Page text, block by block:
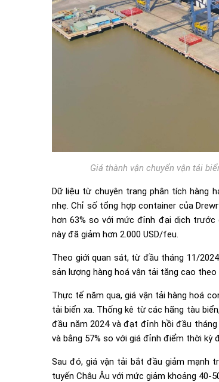
Giá thành vận chuyển vận tải
Dữ liệu từ chuyên trang phân tích hàng
nhẹ. Chỉ số tổng hợp container của
hơn 63% so với mức đỉnh đại dịch trước
này đã giảm hơn 2.000 USD/feu.
Theo giới quan sát, từ đầu tháng 11/
sản lượng hàng hoá vận tải tăng cao theo
Thực tế năm qua, giá vận tải hàng hoá
tải biển xa. Thống kê từ các hãng tàu
đầu năm 2024 và đạt đỉnh hồi đầu
và bằng 57% so với giá đỉnh điểm thời kỳ
Sau đó, giá vận tải bắt đầu giảm mạnh
tuyến Châu Âu với mức giảm khoảng 40-